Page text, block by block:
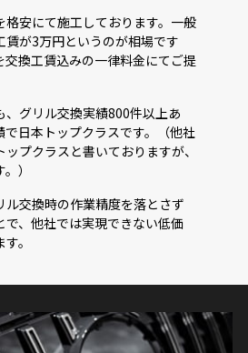
安にて施工しております。一般
が3万円というのが相場です
換工賃込みの一律料金にてご提
グリル交換実績800件以上あ
で日本トップクラスです。（他社
プクラスと書いておりますが、
）
交換時の作業精度を落とさず
、他社では実現できない低価
。